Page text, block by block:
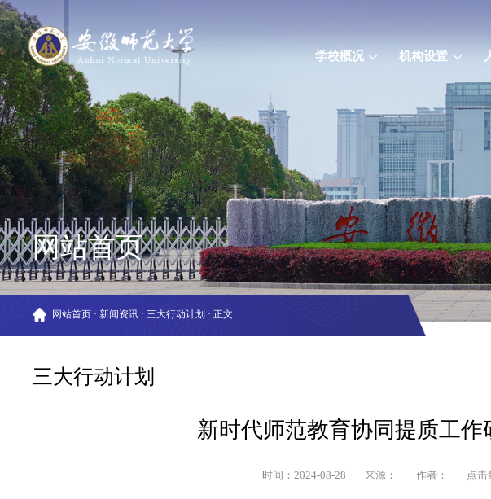
学校概况 机构设置
网站首页
网站首页 · 新闻资讯 · 三大行动计划 · 正文
三大行动计划
新时代师范教育协同提质工
时间：2024-08-28 来源： 作者： 点击